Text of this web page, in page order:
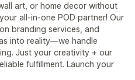
art, or home decor without
all-in-one POD partner! Our
branding services, and
into reality—we handle
Just your creativity + our
fulfillment. Launch your